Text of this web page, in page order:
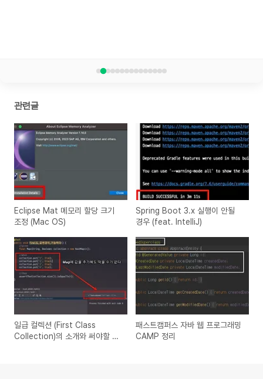
관련글
Eclipse Mat 메모리 할당 크기
조정 (Mac OS)
Spring Boot 3.x 실행이 안될
경우 (feat. IntelliJ)
일급 컬렉션 (First Class
Collection)의 소개와 써야할 이
패스트캠퍼스 자바 웹 프로그래밍
CAMP 정리